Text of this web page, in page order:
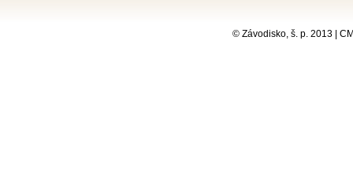
© Závodisko, š. p. 2013 |